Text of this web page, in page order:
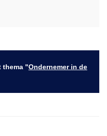
thema "Ondernemer in de